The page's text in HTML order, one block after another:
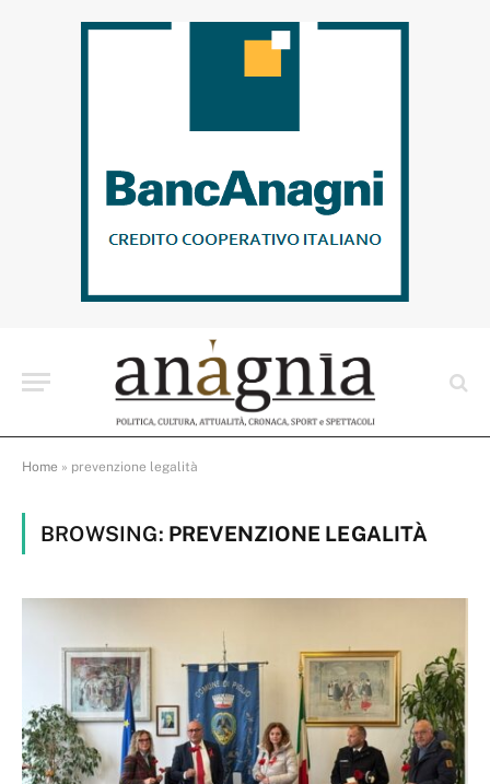
Home » prevenzione legalità
BROWSING: PREVENZIONE LEGALITÀ